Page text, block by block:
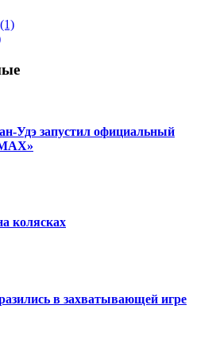
(1)
Удэ запустил официальный
колясках
в захватывающей игре